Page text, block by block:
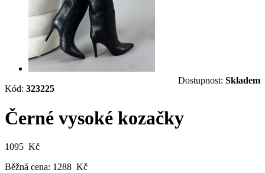
Kód: 323225
Dostupnost: Skladem
Černé vysoké kozačky
1095 Kč
Běžná cena: 1288 Kč